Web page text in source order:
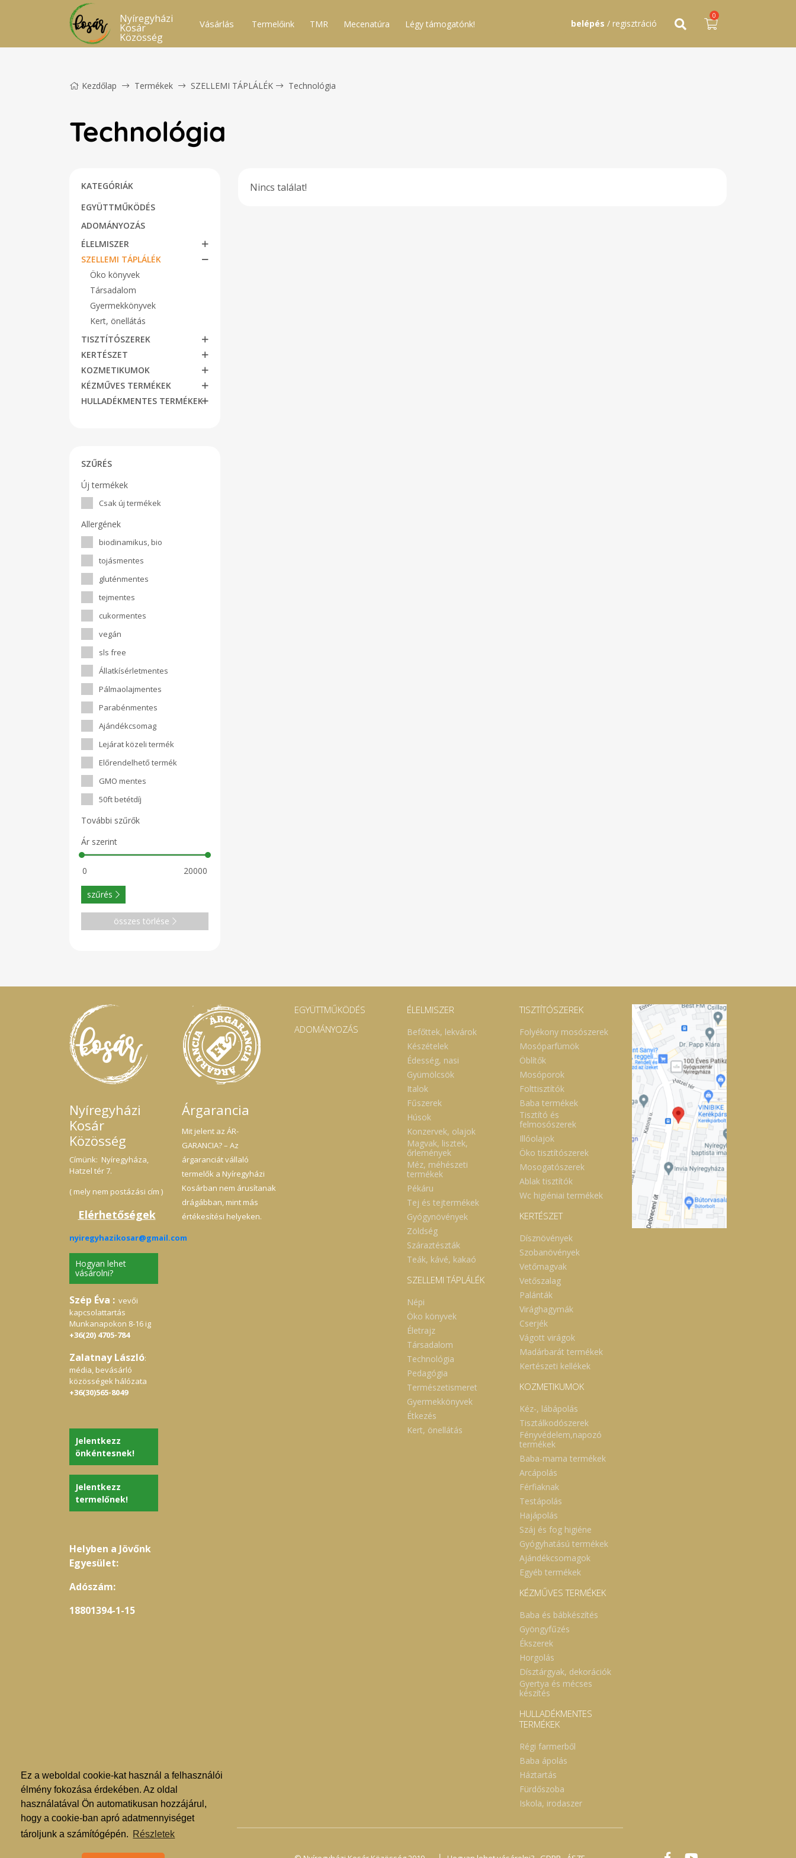
Ez a weboldal cookie-kat használ a felhasználói
élmény fokozása érdekében. Az oldal
használatával Ön automatikusan hozzájárul,
hogy a cookie-ban apró adatmennyiséget
tároljunk a számítógépén. Részletek
Nyíregyházi
Kosár
Közösség
Vásárlás Termelőink TMR Mecenatúra Légy támogatónk! belépés / regisztráció
0
Kezdőlap Termékek SZELLEMI TÁPLÁLÉK Technológia
Technológia
KATEGÓRIÁK
EGYÜTTMŰKÖDÉS
ADOMÁNYOZÁS
ÉLELMISZER
SZELLEMI TÁPLÁLÉK
Öko könyvek
Társadalom
Gyermekkönyvek
Kert, önellátás
TISZTÍTÓSZEREK
KERTÉSZET
KOZMETIKUMOK
KÉZMŰVES TERMÉKEK
HULLADÉKMENTES TERMÉKEK
SZŰRÉS
Új termékek
Csak új termékek
Allergének
biodinamikus, bio
tojásmentes
gluténmentes
tejmentes
cukormentes
vegán
sls free
Állatkísérletmentes
Pálmaolajmentes
Parabénmentes
Ajándékcsomag
Lejárat közeli termék
Előrendelhető termék
GMO mentes
50ft betétdíj
További szűrők
Ár szerint
szűrés
összes törlése
Nincs találat!
Nyíregyházi
Kosár
Közösség
Címünk: Nyíregyháza,
Hatzel tér 7.
( mely nem postázási cím )
Elérhetőségek
nyiregyhazikosar@gmail.com
Hogyan lehet
vásárolni?
Szép Éva : vevői
kapcsolattartás
Munkanapokon 8-16 ig
+36(20) 4705-784
Zalatnay László:
média, bevásárló
közösségek hálózata
+36(30)565-8049
Jelentkezz
önkéntesnek!
Jelentkezz
termelőnek!
Helyben a Jövőnk
Egyesület:
Adószám:
18801394-1-15
Árgarancia
Mit jelent az ÁR-
GARANCIA? – Az
árgaranciát vállaló
termelők a Nyíregyházi
Kosárban nem árusítanak
drágábban, mint más
értékesítési helyeken.
EGYÜTTMŰKÖDÉS
ADOMÁNYOZÁS
ÉLELMISZER
Befőttek, lekvárok
Készételek
Édesség, nasi
Gyümölcsök
Italok
Fűszerek
Húsok
Konzervek, olajok
Magvak, lisztek,
őrlemények
Méz, méhészeti
termékek
Pékáru
Tej és tejtermékek
Gyógynövények
Zöldség
Száraztészták
Teák, kávé, kakaó
SZELLEMI TÁPLÁLÉK
Népi
Öko könyvek
Életrajz
Társadalom
Technológia
Pedagógia
Természetismeret
Gyermekkönyvek
Étkezés
Kert, önellátás
TISZTÍTÓSZEREK
Folyékony mosószerek
Mosóparfümök
Öblítők
Mosóporok
Folttisztítók
Baba termékek
Tisztító és
felmosószerek
Illóolajok
Öko tisztítószerek
Mosogatószerek
Ablak tisztítók
Wc higiéniai termékek
KERTÉSZET
Dísznövények
Szobanövények
Vetőmagvak
Vetőszalag
Palánták
Virághagymák
Cserjék
Vágott virágok
Madárbarát termékek
Kertészeti kellékek
KOZMETIKUMOK
Kéz-, lábápolás
Tisztálkodószerek
Fényvédelem,napozó
termékek
Baba-mama termékek
Arcápolás
Férfiaknak
Testápolás
Hajápolás
Száj és fog higiéne
Gyógyhatású termékek
Ajándékcsomagok
Egyéb termékek
KÉZMŰVES TERMÉKEK
Baba és bábkészítés
Gyöngyfűzés
Ékszerek
Horgolás
Dísztárgyak, dekorációk
Gyertya és mécses
készítés
HULLADÉKMENTES
TERMÉKEK
Régi farmerből
Baba ápolás
Háztartás
Fürdőszoba
Iskola, irodaszer